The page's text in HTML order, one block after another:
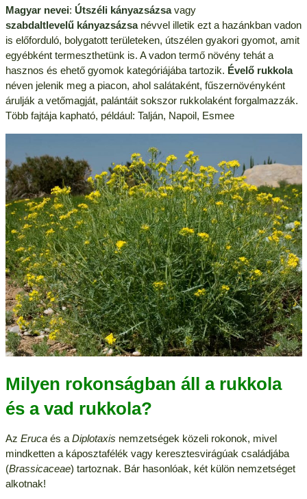
Magyar nevei: Útszéli kányazsázsavagy
szabdaltlevelű kányazsázsanévvel illetik ezt a hazánkban vadon
is előforduló, bolygatott területeken, útszélen gyakori gyomot, amit
egyébként termeszthetünk is. A vadon termő növény tehát a
hasznos és ehető gyomok kategóriájába tartozik. Évelő rukkola
néven jelenik meg a piacon, ahol salátaként, fűszernövényként
árulják a vetőmagját, palántáit sokszor rukkolaként forgalmazzák.
Több fajtája kapható, például: Talján, Napoil, Esmee
Milyen rokonságban áll a rukkola
és a vad rukkola?
Az Erucaés aDiplotaxis nemzetségek közeli rokonok, mivel
mindketten a káposztafélék vagy keresztesvirágúak családjába
(Brassicaceae) tartoznak. Bár hasonlóak, két külön nemzetséget
alkotnak!